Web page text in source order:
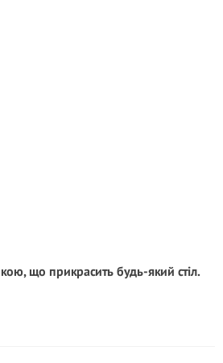
що прикрасить будь-який стіл.